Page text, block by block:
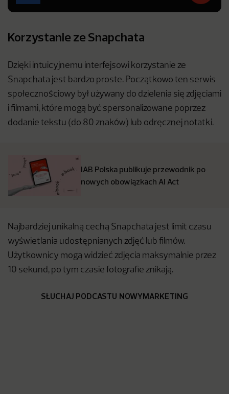
Korzystanie ze Snapchata
Dzięki intuicyjnemu interfejsowi korzystanie ze
Snapchata jest bardzo proste. Początkowo ten serwis
społecznościowy był używany do dzielenia się zdjęciami
i filmami, które mogą być spersonalizowane poprzez
dodanie tekstu (do 80 znaków) lub odręcznej notatki.
IAB Polska publikuje przewodnik po
nowych obowiązkach AI Act
Najbardziej unikalną cechą Snapchata jest limit czasu
wyświetlania udostępnianych zdjęć lub filmów.
Użytkownicy mogą widzieć zdjęcia maksymalnie przez
10 sekund, po tym czasie fotografie znikają.
SŁUCHAJ PODCASTU NOWYMARKETING